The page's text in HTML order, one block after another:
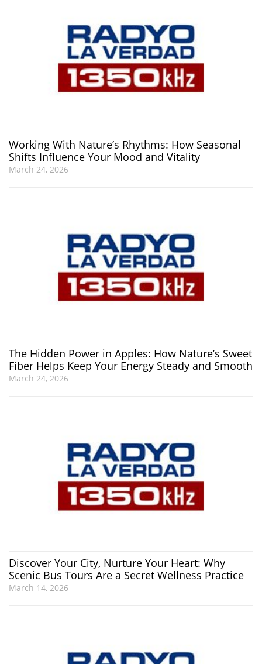
Working With Nature’s Rhythms: How Seasonal
Shifts Influence Your Mood and Vitality
March 24, 2026
The Hidden Power in Apples: How Nature’s Sweet
Fiber Helps Keep Your Energy Steady and Smooth
March 24, 2026
Discover Your City, Nurture Your Heart: Why
Scenic Bus Tours Are a Secret Wellness Practice
March 14, 2026